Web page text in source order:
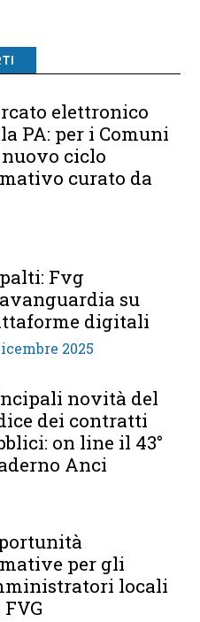
elettronico
PA: per i Comuni
ciclo
curato da
Fvg
su
digitali
2025
novità del
dei contratti
on line il 43°
Anci
per gli
locali